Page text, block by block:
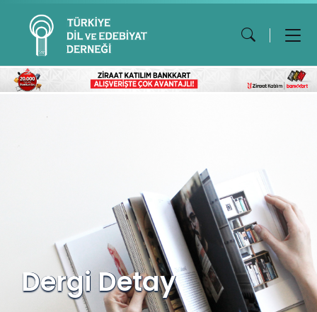
Dergi Detay